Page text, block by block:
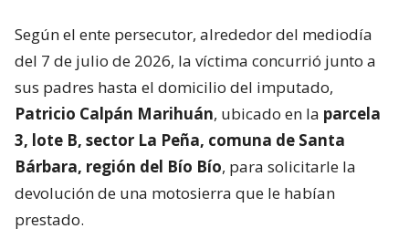
Según el ente persecutor, alrededor del mediodía
del 7 de julio de 2026, la víctima concurrió junto a
sus padres hasta el domicilio del imputado,
Patricio Calpán Marihuán, ubicado en la parcela
3, lote B, sector La Peña, comuna de Santa
Bárbara, región del Bío Bío, para solicitarle la
devolución de una motosierra que le habían
prestado.